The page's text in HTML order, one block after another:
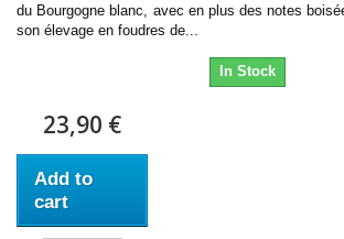
du Bourgogne blanc, avec en plus des notes
son élevage en foudres de...
In Stock
23,90 €
Add to
cart